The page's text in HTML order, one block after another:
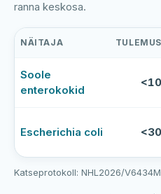
ranna keskosa.
ranna
viimase
mõõtmistulemused
NÄITAJA TULEMUS
Soole
enterokokid
<10
Escherichia coli <30
Katseprotokoll: NHL2026/